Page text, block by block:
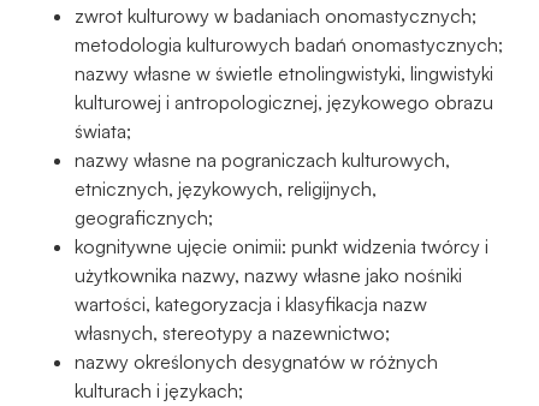
zwrot kulturowy w badaniach onomastycznych;
metodologia kulturowych badań onomastycznych;
nazwy własne w świetle etnolingwistyki, lingwistyki
kulturowej i antropologicznej, językowego obrazu
świata;
nazwy własne na pograniczach kulturowych,
etnicznych, językowych, religijnych,
geograficznych;
kognitywne ujęcie onimii: punkt widzenia twórcy i
użytkownika nazwy, nazwy własne jako nośniki
wartości, kategoryzacja i klasyfikacja nazw
własnych, stereotypy a nazewnictwo;
nazwy określonych desygnatów w różnych
kulturach i językach;